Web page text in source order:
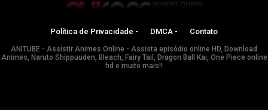
Política de Privacidade - DMCA - Contato
ANITUBE - Assistir Animes Online - Assista episódio online HD, Download
Animes, Naruto Shippuuden, Bleach, Fairy Tail, Dragon Ball Kai, One Piece online
hd e muito mais!!